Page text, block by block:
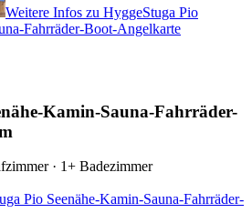
Weitere Infos zu HyggeStuga Pio
Fahrräder-Boot-Angelkarte
Kamin-Sauna-Fahrräder-
· 1+ Badezimmer
Pio Seenähe-Kamin-Sauna-Fahrräder-